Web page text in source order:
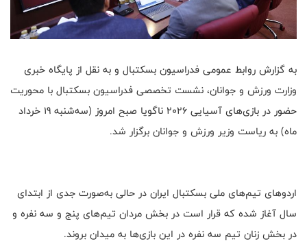
به گزارش روابط عمومی فدراسیون بسکتبال و به نقل از پایگاه خبری
وزارت ورزش و جوانان، نشست تخصصی فدراسیون بسکتبال با محوریت
حضور در بازی‌های آسیایی 2026 ناگویا صبح امروز (سه‌شنبه 19 خرداد
ماه) به ریاست وزیر ورزش و جوانان برگزار شد.
اردوهای تیم‌های ملی بسکتبال ایران در حالی به‌صورت جدی از ابتدای
سال آغاز شده که قرار است در بخش مردان تیم‌های پنج و سه نفره و
در بخش زنان تیم سه نفره در این بازی‌ها به میدان بروند.